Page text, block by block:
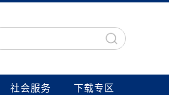
社会服务 下载专区